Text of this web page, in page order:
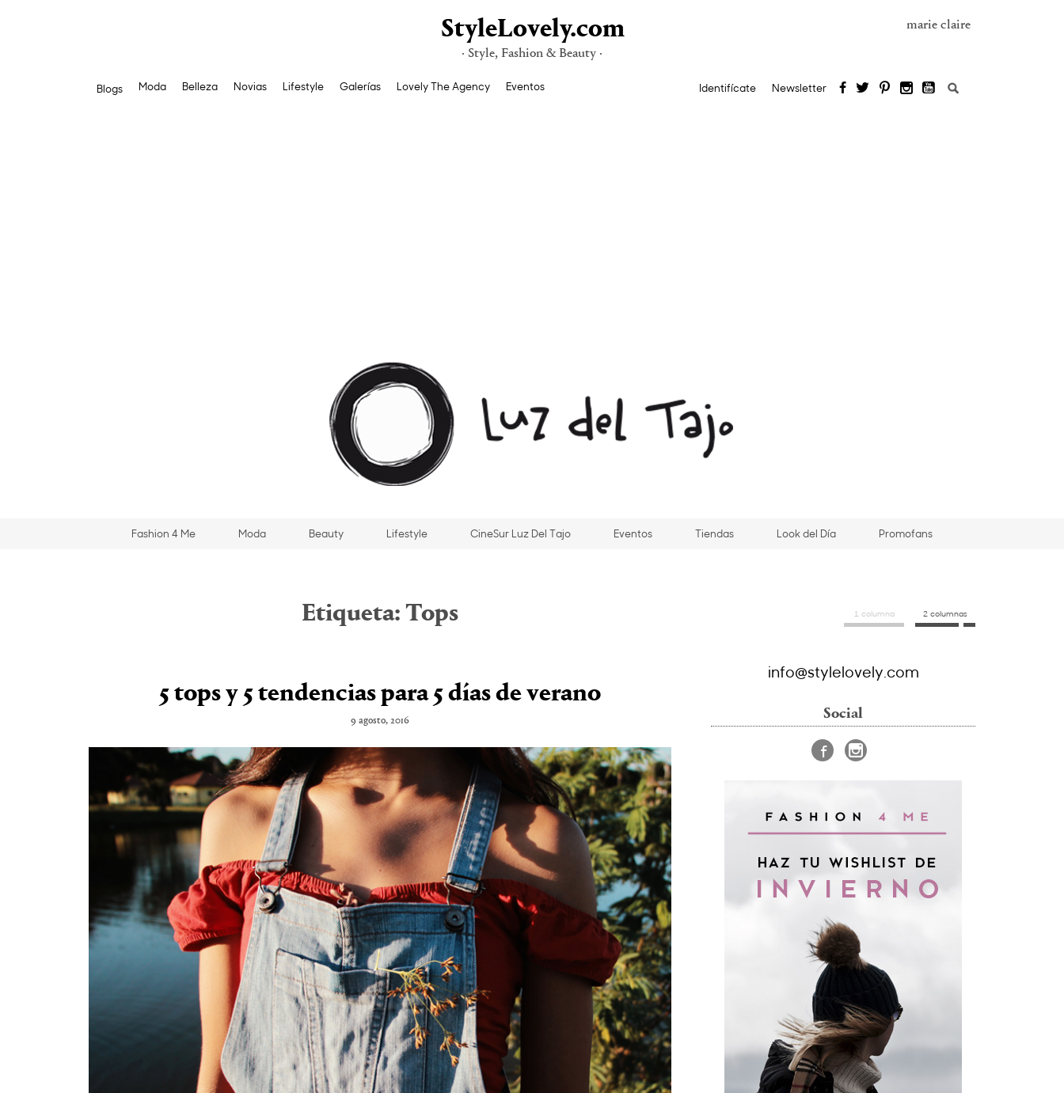
StyleLovely.com
· Style, Fashion & Beauty ·
marie claire
Blogs Moda Belleza Novias Lifestyle Galerías Lovely The Agency Eventos Identifícate Newsletter Buscar:
Fashion 4 Me Moda Beauty Lifestyle CineSur Luz Del Tajo Eventos Tiendas Look del Día Promofans
Etiqueta: Tops
5 tops y 5 tendencias para 5 días de verano
9 agosto, 2016
1 columna 2 columnas
info@stylelovely.com
Social